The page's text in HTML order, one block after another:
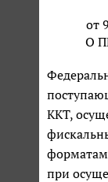
от
О
ККТ,
при